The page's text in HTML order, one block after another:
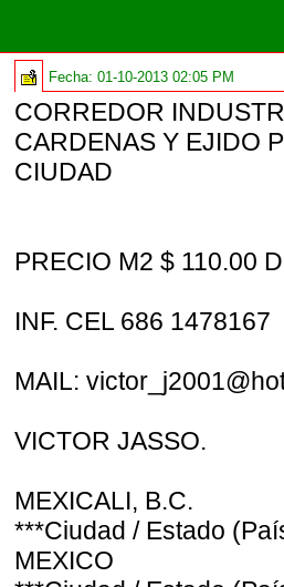
Fecha:01-10-2013 02:05 PM
CORREDOR
CARDENAS Y EJIDO
CIUDAD
PRECIO M2 $ 110.00
INF. CEL 686 1478167
MAIL:
VICTOR JASSO.
MEXICALI, B.C.
***Ciudad / Estado
MEXICO